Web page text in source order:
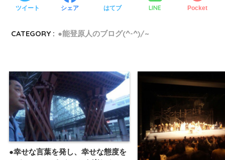
ツイート シェア はてブ LINE Pocket
CATEGORY : ●能登原人のブログ(^-^)/~
●幸せな言葉を発し、幸せな態度を